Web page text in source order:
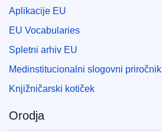
Aplikacije EU
EU Vocabularies
Spletni arhiv EU
Medinstitucionalni slogovni priročnik
Knjižničarski kotiček
Orodja